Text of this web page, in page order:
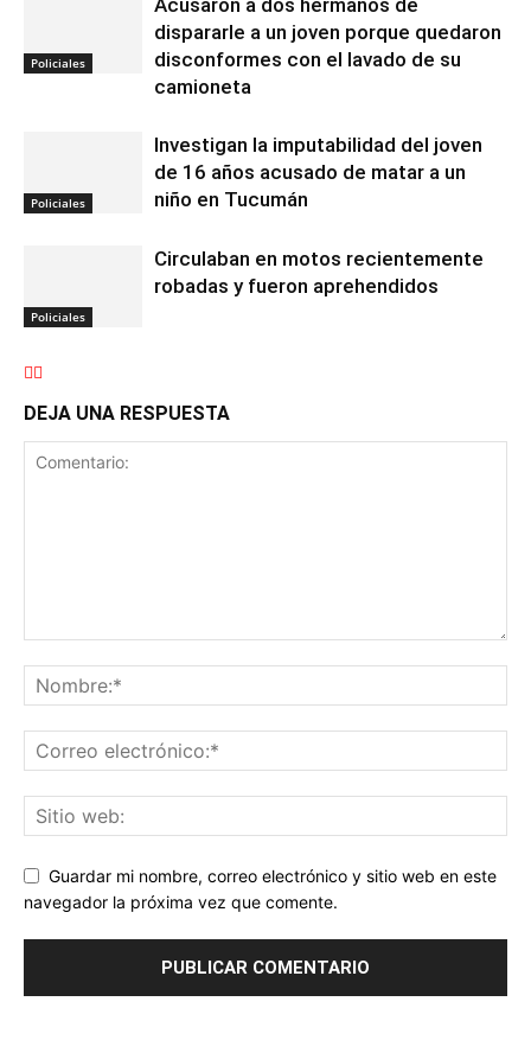
Policiales
Acusaron a dos hermanos de
dispararle a un joven porque quedaron
disconformes con el lavado de su
camioneta
Policiales
Investigan la imputabilidad del joven
de 16 años acusado de matar a un
niño en Tucumán
Policiales
Circulaban en motos recientemente
robadas y fueron aprehendidos
DEJA UNA RESPUESTA
Guardar mi nombre, correo electrónico y sitio web en este
navegador la próxima vez que comente.